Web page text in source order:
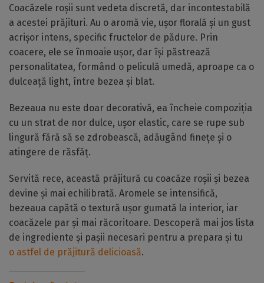
Coacăzele roșii sunt vedeta discretă, dar incontestabilă
a acestei prăjituri. Au o aromă vie, ușor florală și un gust
acrișor intens, specific fructelor de pădure. Prin
coacere, ele se înmoaie ușor, dar își păstrează
personalitatea, formând o peliculă umedă, aproape ca o
dulceață light, între bezea și blat.
Bezeaua nu este doar decorativă, ea încheie compoziția
cu un strat de nor dulce, ușor elastic, care se rupe sub
lingură fără să se zdrobească, adăugând finețe și o
atingere de răsfăț.
Servită rece, această prăjitură cu coacăze roșii și bezea
devine și mai echilibrată. Aromele se intensifică,
bezeaua capătă o textură ușor gumată la interior, iar
coacăzele par și mai răcoritoare. Descoperă mai jos lista
de ingrediente și pașii necesari pentru a prepara și tu
o astfel de prăjitură delicioasă.